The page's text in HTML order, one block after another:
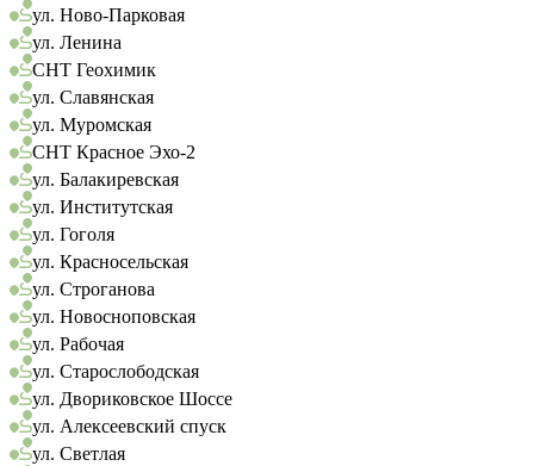
ул. Ново-Парковая
ул. Ленина
СНТ Геохимик
ул. Славянская
ул. Муромская
СНТ Красное Эхо-2
ул. Балакиревская
ул. Институтская
ул. Гоголя
ул. Красносельская
ул. Строганова
ул. Новосноповская
ул. Рабочая
ул. Старослободская
ул. Двориковское Шоссе
ул. Алексеевский спуск
ул. Светлая